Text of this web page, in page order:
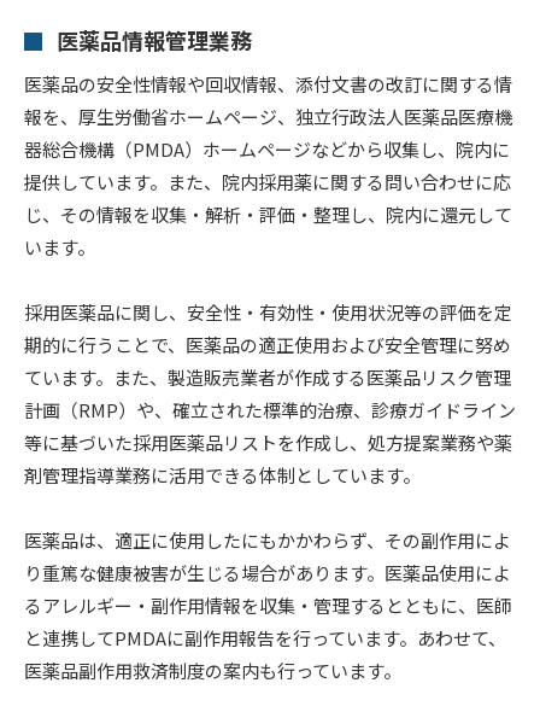
医薬品情報管理業務
医薬品の安全性情報や回収情報、添付文書の改訂に関する情
報を、厚生労働省ホームページ、独立行政法人医薬品医療機
器総合機構（PMDA）ホームページなどから収集し、院内に
提供しています。また、院内採用薬に関する問い合わせに応
じ、その情報を収集・解析・評価・整理し、院内に還元して
います。
採用医薬品に関し、安全性・有効性・使用状況等の評価を定
期的に行うことで、医薬品の適正使用および安全管理に努め
ています。また、製造販売業者が作成する医薬品リスク管理
計画（RMP）や、確立された標準的治療、診療ガイドライン
等に基づいた採用医薬品リストを作成し、処方提案業務や薬
剤管理指導業務に活用できる体制としています。
医薬品は、適正に使用したにもかかわらず、その副作用によ
り重篤な健康被害が生じる場合があります。医薬品使用によ
るアレルギー・副作用情報を収集・管理するとともに、医師
と連携してPMDAに副作用報告を行っています。あわせて、
医薬品副作用救済制度の案内も行っています。